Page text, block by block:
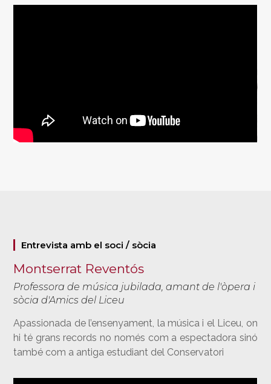
Entrevista amb el soci / sòcia
Montserrat Reventós
Professora de música jubilada, amant de l'òpera i
sòcia d'Amics del Liceu
Apassionada de l’ensenyament, la música i el Liceu, on
hi té grans records no només com a espectadora sinó
també com a antiga estudiant del Conservatori